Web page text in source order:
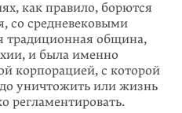
как правило, борются
со средневековыми
традиционная община,
и была именно
корпорацией, с которой
уничтожить или жизнь
регламентировать.